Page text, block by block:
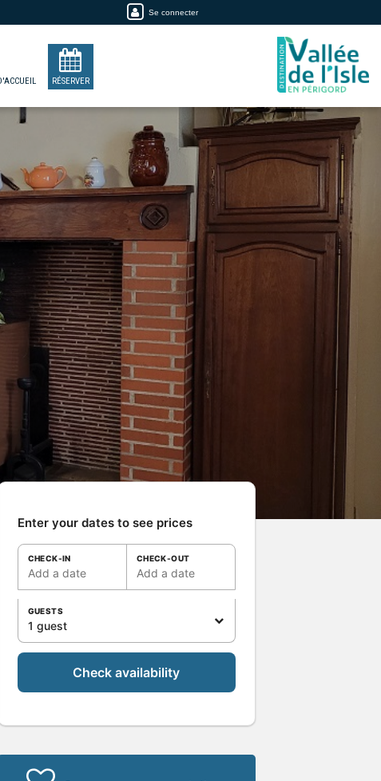
Se connecter
RÉSERVER
Enter your dates to see prices
CHECK-IN
Add a date
CHECK-OUT
Add a date
GUESTS
1 guest
Check availability